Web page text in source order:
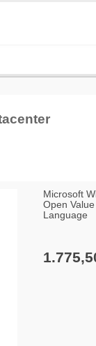
Microsoft
Open
Language